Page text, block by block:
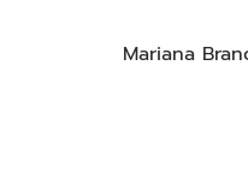
Mariana